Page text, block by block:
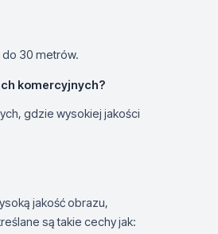
do 30 metrów.
komercyjnych?
gdzie wysokiej jakości
jakość obrazu,
są takie cechy jak: